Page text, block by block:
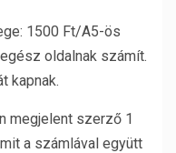
1500 Ft/A5-ös
oldalnak számít.
kapnak.
megjelent szerző 1
a számlával együtt